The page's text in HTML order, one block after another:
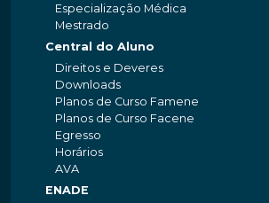
Especialização Médica
Mestrado
Central do Aluno
Direitos e Deveres
Downloads
Planos de Curso Famene
Planos de Curso Facene
Egresso
Horários
AVA
ENADE